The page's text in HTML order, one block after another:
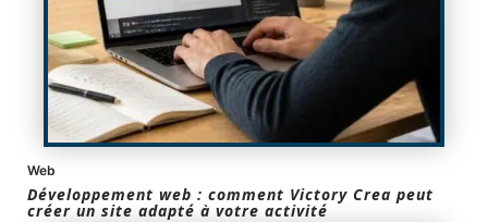
Web
Développement web : comment Victory Crea peut
créer un site adapté à votre activité